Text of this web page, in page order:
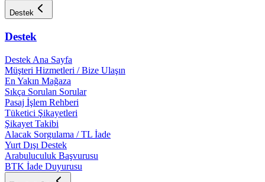
Destek
Destek
Destek Ana Sayfa
Müşteri Hizmetleri / Bize Ulaşın
En Yakın Mağaza
Sıkça Sorulan Sorular
Pasaj İşlem Rehberi
Tüketici Şikayetleri
Şikayet Takibi
Alacak Sorgulama / TL İade
Yurt Dışı Destek
Arabuluculuk Başvurusu
BTK İade Duyurusu